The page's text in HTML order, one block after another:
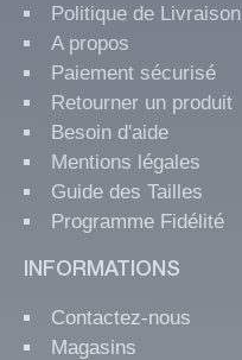
Politique de Livraison
A propos
Paiement sécurisé
Retourner un produit
Besoin d'aide
Mentions légales
Guide des Tailles
Programme Fidélité
INFORMATIONS
Contactez-nous
Magasins